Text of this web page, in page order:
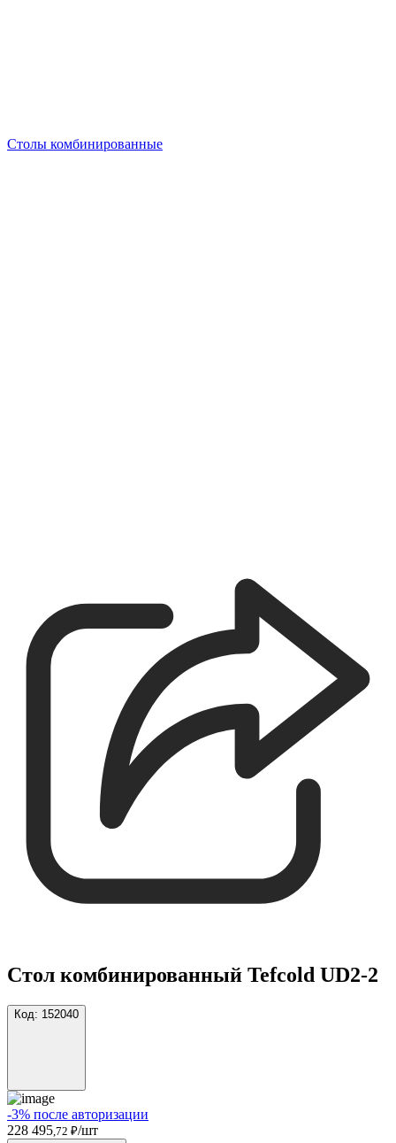
Столы комбинированные
Стол комбинированный Tefcold UD2-2
Код: 152040
-3% после авторизации
228 495 ,72 ₽/шт